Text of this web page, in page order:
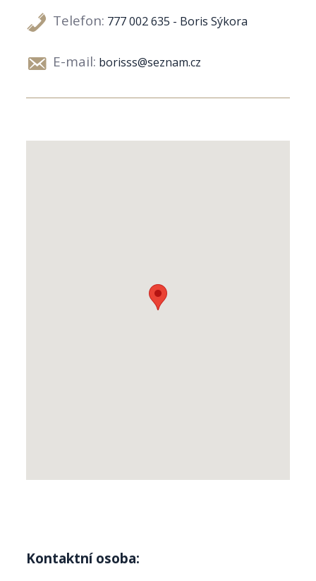
Telefon: 777 002 635 - Boris Sýkora
E-mail: borisss@seznam.cz
Kontaktní osoba: